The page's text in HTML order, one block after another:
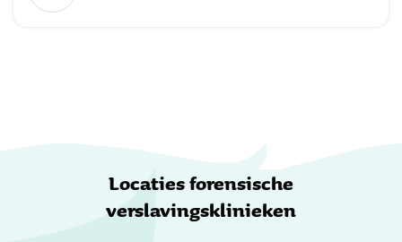
Locaties forensische
verslavingsklinieken